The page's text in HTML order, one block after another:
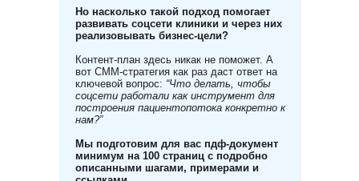
Но насколько такой подход помогает
развивать соцсети клиники и через них
реализовывать бизнес-цели?
Контент-план здесь никак не поможет. А
вот СММ-стратегия как раз даст ответ на
ключевой вопрос: “Что делать, чтобы
соцсети работали как инструмент для
построения пациентопотока конкретно к
нам?”
Мы подготовим для вас пдф-документ
минимум на 100 страниц с подробно
описанными шагами, примерами и